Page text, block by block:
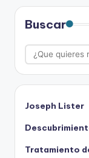
Buscar
Joseph Lister
Tratamiento